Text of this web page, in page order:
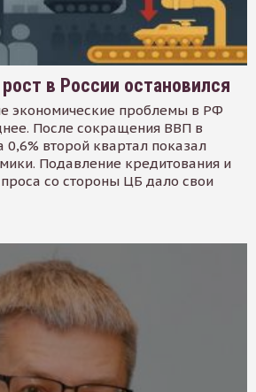
в России остановился
экономические проблемы в РФ
После сокращения ВВП в
0,6% второй квартал показал
Подавление кредитования и
со стороны ЦБ дало свои